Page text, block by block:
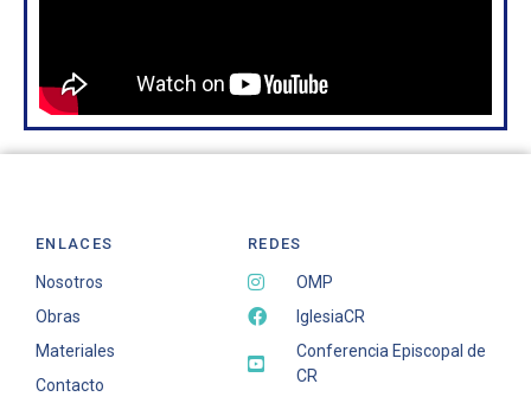
REDES
OMP
IglesiaCR
Conferencia Episcopal de
CR
ENLACES
Nosotros
Obras
Materiales
Contacto